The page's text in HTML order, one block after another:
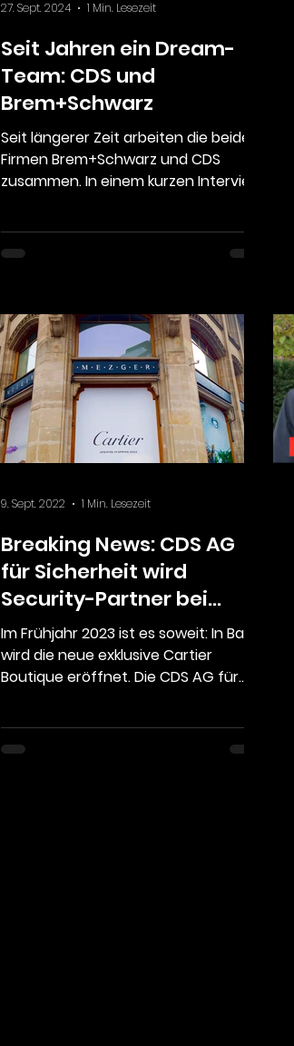
Seit Jahren ein Dream-
Team: CDS und
Brem+Schwarz
Seit längerer Zeit arbeiten die beiden
Firmen Brem+Schwarz und CDS
zusammen. In einem kurzen Interview
27. Sept. 2024 1 Min. Lesezeit
Breaking News: CDS AG
für Sicherheit wird
Security-Partner bei
Cartier in Basel
Im Frühjahr 2023 ist es soweit: In Basel
wird die neue exklusive Cartier
Boutique eröffnet. Die CDS AG für
9. Sept. 2022 1 Min. Lesezeit